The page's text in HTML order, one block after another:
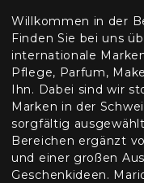
Willkommen in der
Finden Sie bei uns
internationale
Pflege, Parfum,
Ihn. Dabei sind wir
Marken in der
sorgfältig
Bereichen ergänzt
und einer großen
Geschenkideen.